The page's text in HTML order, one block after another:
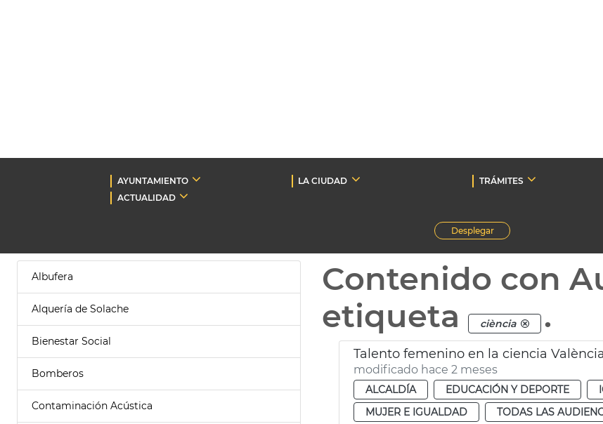
AYUNTAMIENTO LA CIUDAD TRÁMITES
ACTUALIDAD
Desplegar
Albufera
Alquería de Solache
Bienestar Social
Bomberos
Contaminación Acústica
Contenido con
etiqueta
ciència .
Talento femenino en la ciencia València
modificado hace 2 meses
ALCALDÍA EDUCACIÓN Y DEPORTE
MUJER E IGUALDAD
TODAS LAS